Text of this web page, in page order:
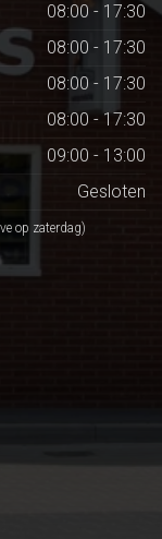
08:00 - 17:30
08:00 - 17:30
08:00 - 17:30
08:00 - 17:30
09:00 - 13:00
Gesloten
op zaterdag)